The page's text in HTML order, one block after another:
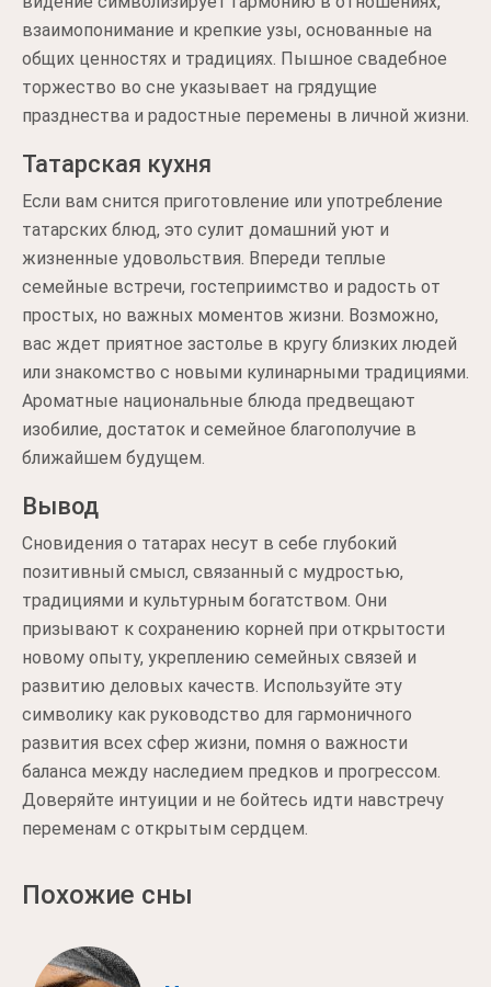
взаимопонимание и крепкие узы, основанные на
общих ценностях и традициях. Пышное свадебное
торжество во сне указывает на грядущие
празднества и радостные перемены в личной жизни.
Татарская кухня
Если вам снится приготовление или употребление
татарских блюд, это сулит домашний уют и
жизненные удовольствия. Впереди теплые
семейные встречи, гостеприимство и радость от
простых, но важных моментов жизни. Возможно,
вас ждет приятное застолье в кругу близких людей
или знакомство с новыми кулинарными традициями.
Ароматные национальные блюда предвещают
изобилие, достаток и семейное благополучие в
ближайшем будущем.
Вывод
Сновидения о татарах несут в себе глубокий
позитивный смысл, связанный с мудростью,
традициями и культурным богатством. Они
призывают к сохранению корней при открытости
новому опыту, укреплению семейных связей и
развитию деловых качеств. Используйте эту
символику как руководство для гармоничного
развития всех сфер жизни, помня о важности
баланса между наследием предков и прогрессом.
Доверяйте интуиции и не бойтесь идти навстречу
переменам с открытым сердцем.
Похожие сны